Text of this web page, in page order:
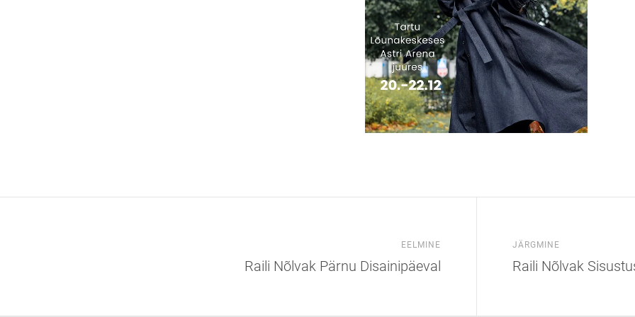
EELMINE
Raili Nõlvak Pärnu Disainipäeval
JÄRGMINE
Raili Nõlvak